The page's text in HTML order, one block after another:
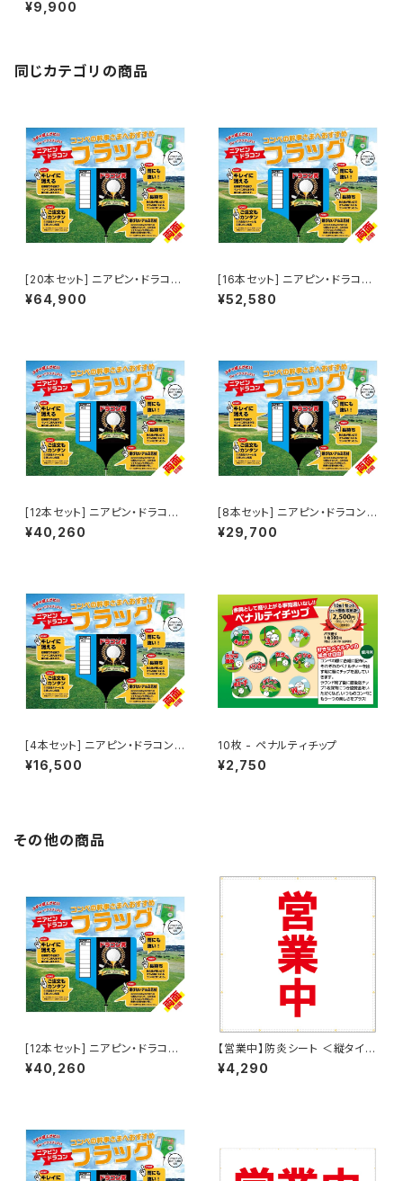
¥9,900
同じカテゴリの商品
[20本セット] ニアピン・ドラコン
フラッグ（両面印刷）
¥64,900
[16本セット] ニアピン・ドラコン
フラッグ（両面印刷）
¥52,580
[12本セット] ニアピン・ドラコン
フラッグ（両面印刷）
¥40,260
[8本セット] ニアピン・ドラコンフ
ラッグ（両面印刷）
¥29,700
[4本セット] ニアピン・ドラコンフ
ラッグ（両面印刷）
¥16,500
10枚 - ペナルティチップ
¥2,750
その他の商品
[12本セット] ニアピン・ドラコン
フラッグ（両面印刷）
¥40,260
【営業中】防炎シート ＜縦タイプ
w1800mm ✕ h1800mm＞ タ
ーポリン製 足場幕 養生幕 横断
¥4,290